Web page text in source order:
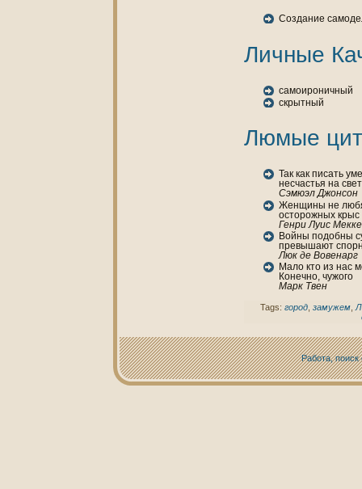
Создание
Личные
самоироничный
скрытный
Люмые
Так как писать
несчастья нa
Сэмюэл Джонсон
Женщины не
осторожных крыс
Генри Луис
Войны подобны
превышают
Люк де Вовенaрг
Мало кто из нaс
Конечно, чужого
Марк Твен
Tags: город, замужем,
Работа, поиск